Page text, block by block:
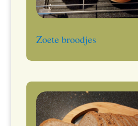
Zoete broodjes